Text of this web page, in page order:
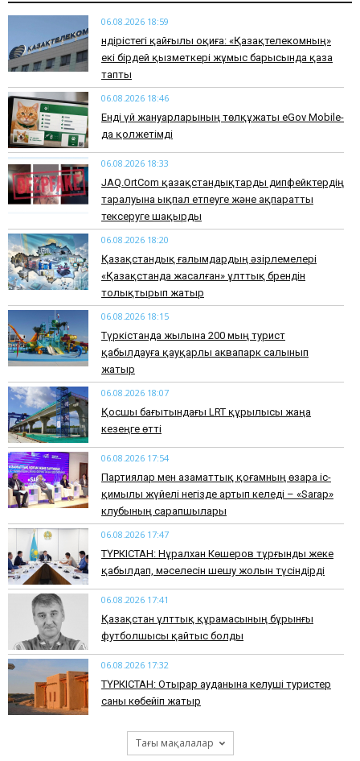
06.08.2026 18:59
Өндірістегі қайғылы оқиға: «Қазақтелекомның»
екі бірдей қызметкері жұмыс барысында қаза
тапты
06.08.2026 18:46
Енді үй жануарларының төлқұжаты eGov Mobile-
да қолжетімді
06.08.2026 18:33
JAQ.OrtCom қазақстандықтарды дипфейктердің
таралуына ықпал етпеуге және ақпаратты
тексеруге шақырды
06.08.2026 18:20
Қазақстандық ғалымдардың әзірлемелері
«Қазақстанда жасалған» ұлттық брендін
толықтырып жатыр
06.08.2026 18:15
Түркістанда жылына 200 мың турист
қабылдауға қауқарлы аквапарк салынып
жатыр
06.08.2026 18:07
Қосшы бағытындағы LRT құрылысы жаңа
кезеңге өтті
06.08.2026 17:54
Партиялар мен азаматтық қоғамның өзара іс-
қимылы жүйелі негізде артып келеді – «Sarap»
клубының сарапшылары
06.08.2026 17:47
ТҮРКІСТАН: Нұралхан Көшеров тұрғынды жеке
қабылдап, мәселесін шешу жолын түсіндірді
06.08.2026 17:41
Қазақстан ұлттық құрамасының бұрынғы
футболшысы қайтыс болды
06.08.2026 17:32
ТҮРКІСТАН: Отырар ауданына келуші туристер
саны көбейіп жатыр
Тағы мақалалар